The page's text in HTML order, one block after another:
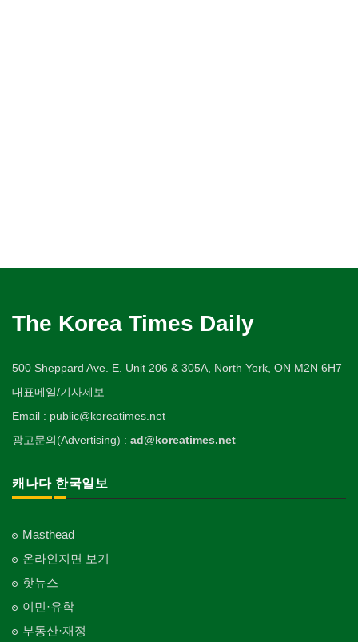
The Korea Times Daily
500 Sheppard Ave. E. Unit 206 & 305A, North York, ON M2N 6H7
대표메일/기사제보
Email : public@koreatimes.net
광고문의(Advertising) : ad@koreatimes.net
캐나다 한국일보
Masthead
온라인지면 보기
핫뉴스
이민·유학
부동산·재정